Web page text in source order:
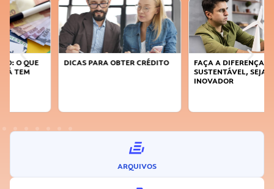
DICAS PARA OBTER CRÉDITO
FAÇA A DIFERENÇA: SEJA
SUSTENTÁVEL, SEJA
ARQUIVOS